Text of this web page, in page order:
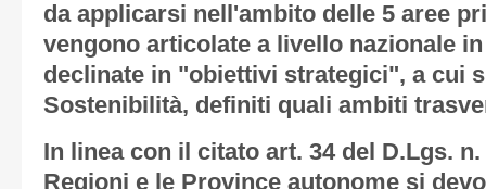
da applicarsi nell'ambito delle 5 aree
vengono articolate a livello nazionale
declinate in "obiettivi strategici", a cui
Sostenibilità, definiti quali ambiti
In linea con il citato art. 34 del D.Lgs.
Regioni e le Province autonome si